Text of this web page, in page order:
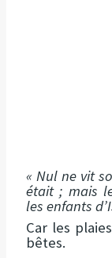
« Nul ne vit
était ; mais
les enfants
Car les
bêtes.